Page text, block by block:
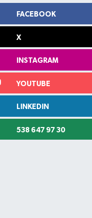
FACEBOOK
X
INSTAGRAM
YOUTUBE
LINKEDIN
538 647 97 30